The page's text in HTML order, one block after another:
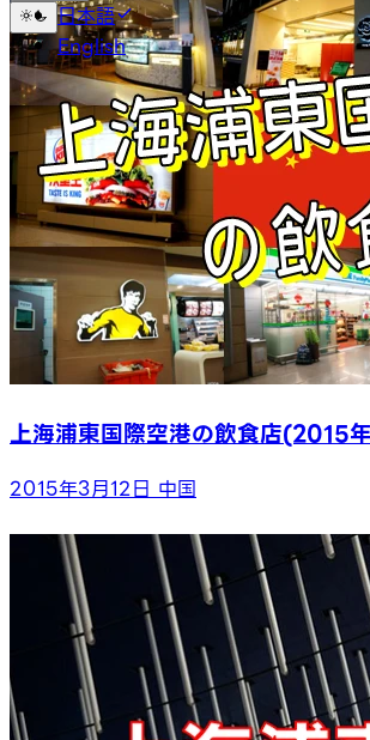
日本語
English
上海浦東国際空港の飲食店
2015年3月12日 中国